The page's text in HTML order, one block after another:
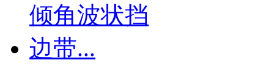
丰田2.5吨内燃柴油牵引车 02-2TD25
东莞市中原电瓶车式液压升降平台